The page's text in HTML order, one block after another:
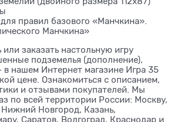
правил базового «Манчкина».
Манчкина»
заказать настольную игру
подземелья (дополнение),
нашем Интернет магазине Игра 35
цене. Ознакомиться с описанием,
и отзывами покупателей. Мы
по всей территории России: Москву,
Новгород, Казань,
Саратов, Волгоград, Краснодар и